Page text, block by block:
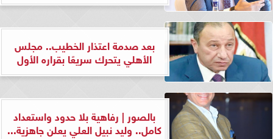
بعد صدمة اعتذار الخطيب.. مجلس
الأهلي يتحرك سريعًا بقراره الأول
بالصور | رفاهية بلا حدود واستعداد
كامل.. وليد نبيل العلي يعلن جاهزية...